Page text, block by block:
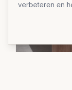
verbeteren en